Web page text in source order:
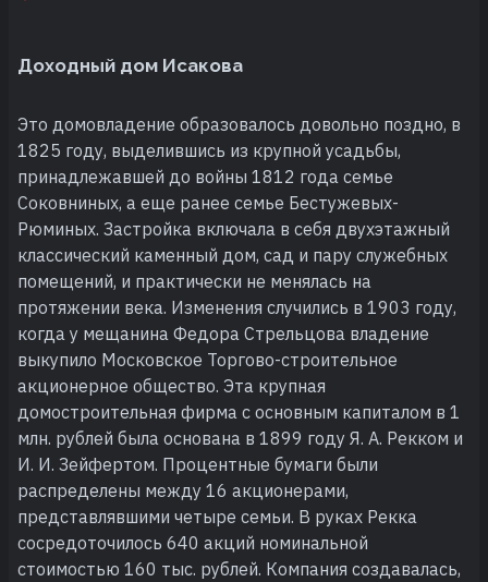
Доходный дом Исакова
Это домовладение образовалось довольно поздно, в
1825 году, выделившись из крупной усадьбы,
принадлежавшей до войны 1812 года семье
Соковниных, а еще ранее семье Бестужевых-
Рюминых. Застройка включала в себя двухэтажный
классический каменный дом, сад и пару служебных
помещений, и практически не менялась на
протяжении века. Изменения случились в 1903 году,
когда у мещанина Федора Стрельцова владение
выкупило Московское Торгово-строительное
акционерное общество. Эта крупная
домостроительная фирма с основным капиталом в 1
млн. рублей была основана в 1899 году Я. А. Рекком и
И. И. Зейфертом. Процентные бумаги были
распределены между 16 акционерами,
представлявшими четыре семьи. В руках Рекка
сосредоточилось 640 акций номинальной
стоимостью 160 тыс. рублей. Компания создавалась,